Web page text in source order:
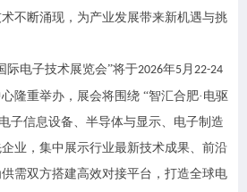
不断涌现，为产业发展带来新机遇与挑
际电子技术展览会”将于2026年5月 22-24
隆重举办，展会将围绕 “智汇合肥·电驱
子信息设备、半导体与显示、电子制造
业，集中展示行业最新技术成果、前沿
需双方搭建高效对接平台，打造全球电